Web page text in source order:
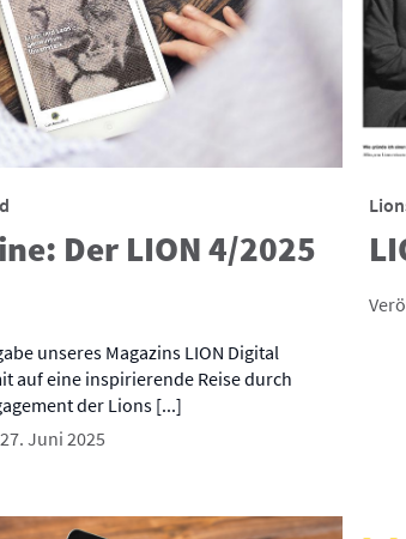
Der LION 4/2025
unseres Magazins LION Digital
auf eine inspirierende Reise durch
der Lions [...]
Juni 2025